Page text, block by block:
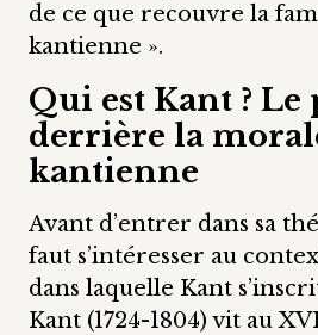
de ce que recouvre la
kantienne ».
Qui est Kant ?
derrière la
kantienne
Avant d’entrer dans sa
faut s’intéresser au
dans laquelle Kant
Kant (1724-1804) vit au